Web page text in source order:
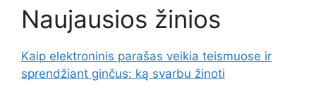
Naujausios žinios
Kaip elektroninis parašas veikia teismuose ir
sprendžiant ginčus: ką svarbu žinoti